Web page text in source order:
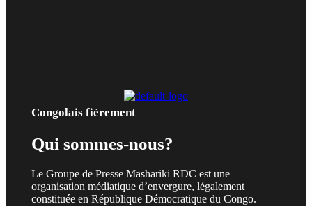
Congolais fièrement
Qui sommes-nous?
Le Groupe de Presse Mashariki RDC est une
organisation médiatique d’envergure, légalement
constituée en République Démocratique du Congo.